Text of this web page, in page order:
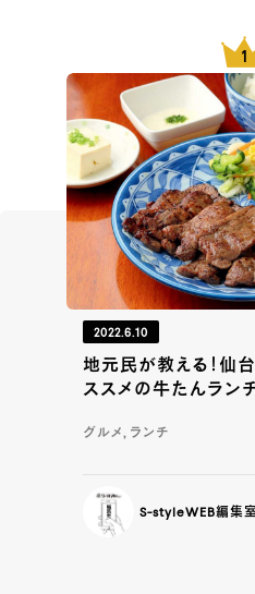
2022.6.10
地元民が教える！仙
ススメの牛たんラン
グルメ, ランチ
S-styleWEB編集